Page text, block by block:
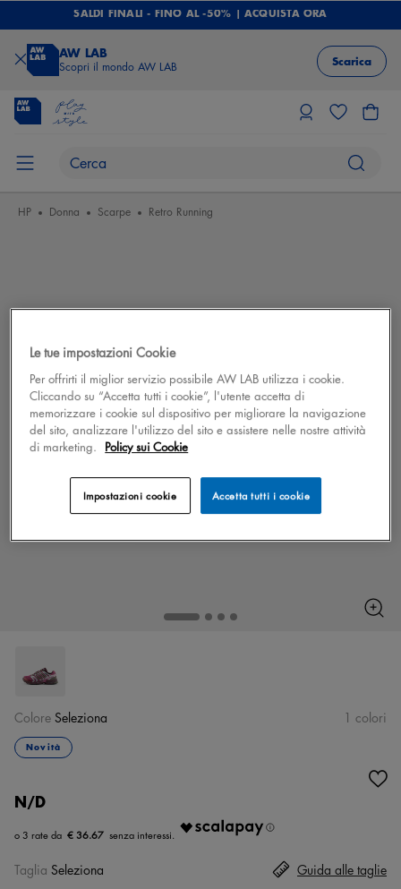
SALDI FINALI - FINO AL -50% | ACQUISTA ORA
AW LAB
Scopri il mondo AW LAB Scarica
HP Donna Scarpe Retro Running
Novità
N/D
€ 36.67
Colore Seleziona 1 colori
Taglia Seleziona Guida alle taglie
Le tue impostazioni Cookie
Per offrirti il miglior servizio possibile AW LAB utilizza i cookie.
Cliccando su “Accetta tutti i cookie”, l'utente accetta di
memorizzare i cookie sul dispositivo per migliorare la navigazione
del sito, analizzare l'utilizzo del sito e assistere nelle nostre attività
di marketing. Policy sui Cookie
Accetta tutti i cookie
Impostazioni cookie